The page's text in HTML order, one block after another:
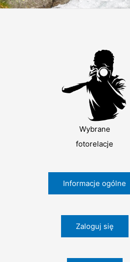
Wybrane
fotorelacje
Informacje ogólne
Zaloguj się